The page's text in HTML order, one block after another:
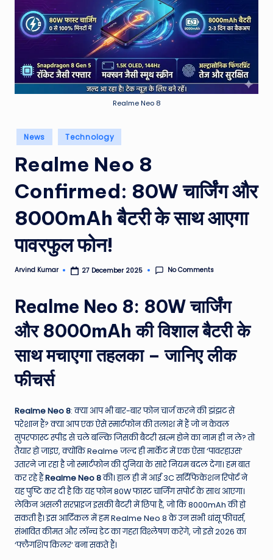
a
h
er
T
e
c
h
&
M
o
vi
N
e
w
A
ro
u
n
d
T
h
e
W
Realme Neo 8
Posted
in
News Technology
Realme Neo 8
Confirmed: 80W चार्जिंग और
8000mAh बैटरी के साथ आएगा
पावरफुल फोन!
Posted
Arvind Kumar 27 December 2025 No Comments
Realme Neo 8: 80W चार्जिंग
और 8000mAh की विशाल बैटरी के
साथ मचाएगा तहलका – जानिए लीक
फीचर्स
Realme Neo 8: क्या आप भी बार-बार फोन चार्ज करने की झंझट से
परेशान हैं? क्या आप एक ऐसे स्मार्टफोन की तलाश में हैं जो न केवल
सुपरफास्ट स्पीड से चले बल्कि जिसकी बैटरी खत्म होने का नाम ही न ले? तो
तैयार हो जाइए, क्योंकि Realme जल्द ही मार्केट में एक ऐसा ‘पावरहाउस’
उतारने जा रहा है जो स्मार्टफोन की दुनिया के सारे नियम बदल देगा। हम बात
कर रहे हैंRealme Neo 8की। हाल ही में आई 3C सर्टिफिकेशन रिपोर्ट ने
यह पुष्टि कर दी है कि यह फोन 80W फास्ट चार्जिंग सपोर्ट के साथ आएगा।
लेकिन असली सरप्राइज इसकी बैटरी में छिपा है, जो कि 8000mAh की हो
सकती है। इस आर्टिकल में हम Realme Neo 8 के उन सभी धांसू फीचर्स,
संभावित कीमत और लॉन्च डेट का गहरा विश्लेषण करेंगे, जो इसे 2026 का
‘फ्लैगशिप किलर’ बना सकते हैं।